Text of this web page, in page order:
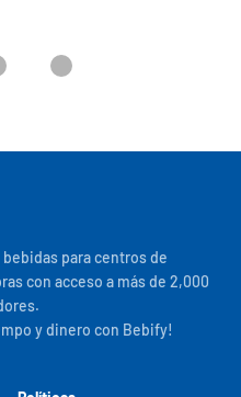
al artículo 2Ir al artículo 3
para centros de
con acceso a más de 2,000
y dinero con Bebify!